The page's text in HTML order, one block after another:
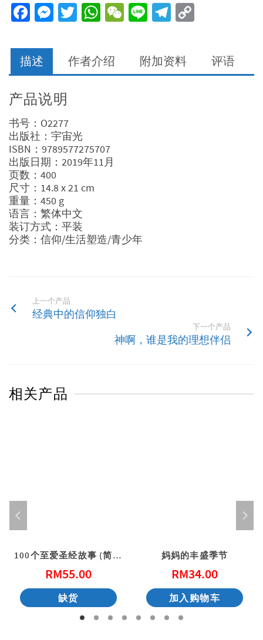
Facebook
Messenger
Twitter
WhatsApp
WeChat
LineTelegram
描述 作者介绍 附加资料 评语
产品说明
书号：O2277
出版社：宇宙光
ISBN：9789577275707
出版日期：2019年11月
页数：400
尺寸：14.8 x 21 cm
重量：450 g
语言：繁体中文
装订方式：平装
分类：信仰/生活塑造/青少年
上一个产品
经典中的信仰独白
下一个产品
神啊，谁是我的理想伴侣
相关产品
100个至爱圣经故事 (简体)
RM55.00
缺货
妈妈的丰盛季节
RM34.00
加入购物车